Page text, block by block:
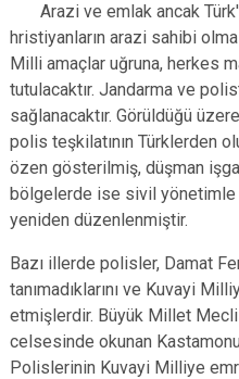
Arazi ve emlak ancak
hristiyanların arazi sahibi
Milli amaçlar uğruna, herkes
tutulacaktır. Jandarma ve
sağlanacaktır. Görüldüğü
polis teşkilatının Türklerden
özen gösterilmiş, düşman
bölgelerde ise sivil
yeniden düzenlenmiştir.
Bazı illerde polisler, Damat
tanımadıklarını ve Kuvayi
etmişlerdir. Büyük Millet
celsesinde okunan
Polislerinin Kuvayi Milliye